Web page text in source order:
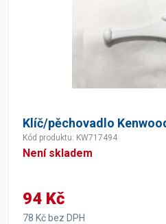
Klíč/pěchovadlo
Kód produktu: KW717494
Není skladem
94 Kč
78 Kč bez DPH